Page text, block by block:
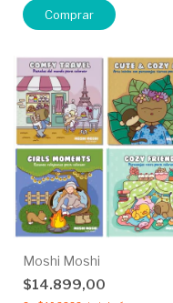
Comprar
Moshi Moshi
$14.899,00